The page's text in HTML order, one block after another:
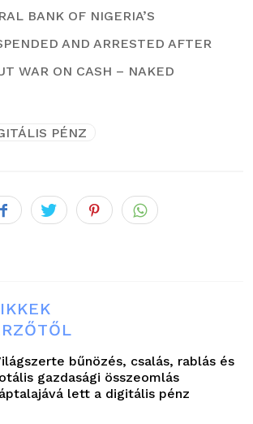
BANK OF NIGERIA’S
AND ARRESTED AFTER
WAR ON CASH – NAKED
PÉNZ
bűnözés, csalás, rablás és
gazdasági összeomlás
lett a digitális pénz